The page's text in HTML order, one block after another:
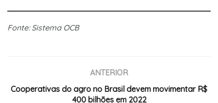
Fonte: Sistema OCB
ANTERIOR
Cooperativas do agro no Brasil devem movimentar R$
400 bilhões em 2022